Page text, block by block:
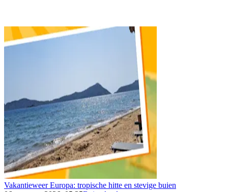
Vakantieweer Europa: tropische hitte en stevige buien